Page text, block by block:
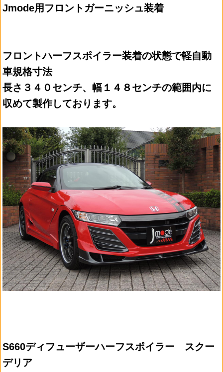
Jmode用フロントガーニッシュ装着
フロントハーフスポイラー装着の状態で軽自動
車規格寸法
長さ３４０センチ、幅１４８センチの範囲内に
収めて製作しております。
S660ディフューザーハーフスポイラー スクー
デリア